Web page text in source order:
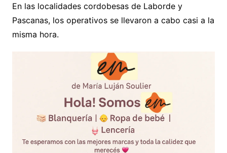
En las localidades cordobesas de Laborde y
Pascanas, los operativos se llevaron a cabo casi a la
misma hora.